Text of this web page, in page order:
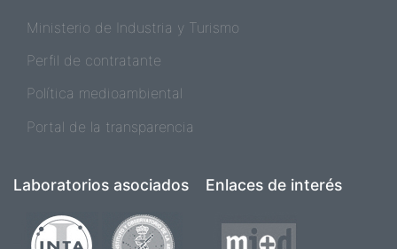
Ministerio de Industria y Turismo
Perfil de contratante
Política medioambiental
Portal de la transparencia
Laboratorios asociados
Image Image
Enlaces de interés
Image